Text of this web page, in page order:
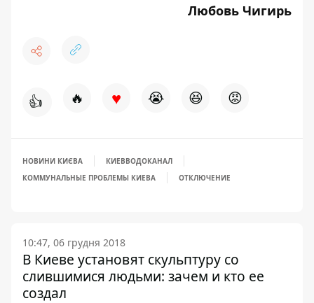
Любовь Чигирь
👍 🔥 ♥ 😭 😆 😡
НОВИНИ КИЄВА
КИЕВВОДОКАНАЛ
КОММУНАЛЬНЫЕ ПРОБЛЕМЫ КИЕВА
ОТКЛЮЧЕНИЕ
10:47, 06 грудня 2018
В Киеве установят скульптуру со
слившимися людьми: зачем и кто ее
создал